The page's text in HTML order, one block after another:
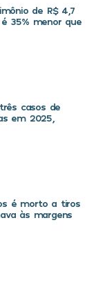
de R$ 4,7
35% menor que
casos de
em 2025,
é morto a tiros
às margens